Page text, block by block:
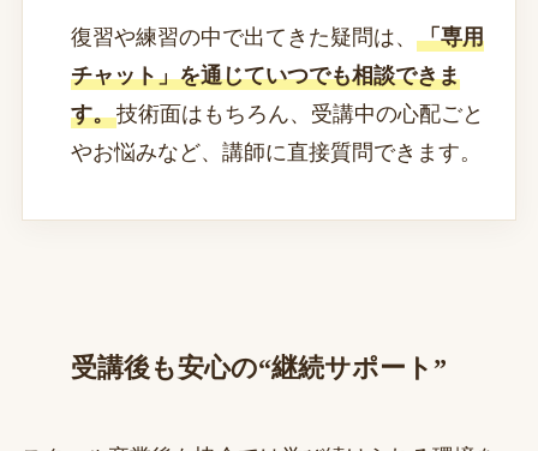
復習や練習の中で出てきた疑問は、 「専用
チャット」を通じていつでも相談できま
す。技術面はもちろん、受講中の心配ごと
やお悩みなど、講師に直接質問できます。
受講後も安心の“継続サポート”